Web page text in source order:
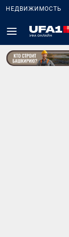
НЕДВИЖИМОСТЬ